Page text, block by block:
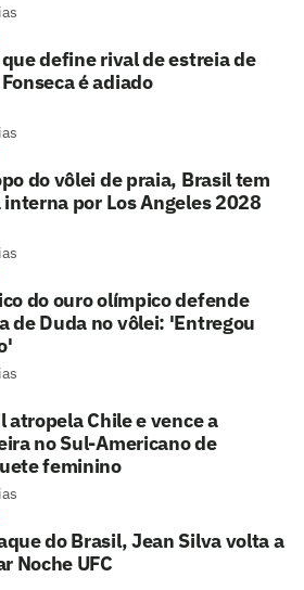
define rival de estreia de
é adiado
do vôlei de praia, Brasil tem
interna por Los Angeles 2028
do ouro olímpico defende
de Duda no vôlei: 'Entregou
atropela Chile e vence a
no Sul-Americano de
feminino
do Brasil, Jean Silva volta a
Noche UFC